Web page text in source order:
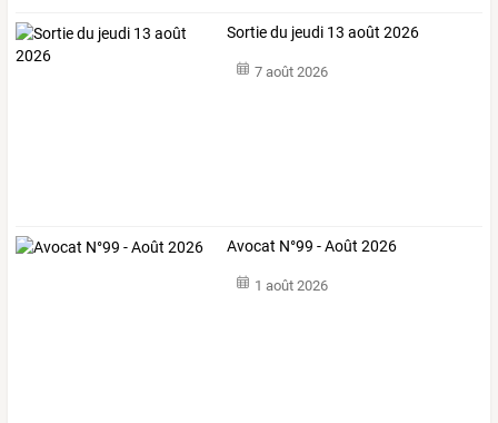
Sortie du jeudi 13 août 2026
7 août 2026
Avocat N°99 - Août 2026
1 août 2026